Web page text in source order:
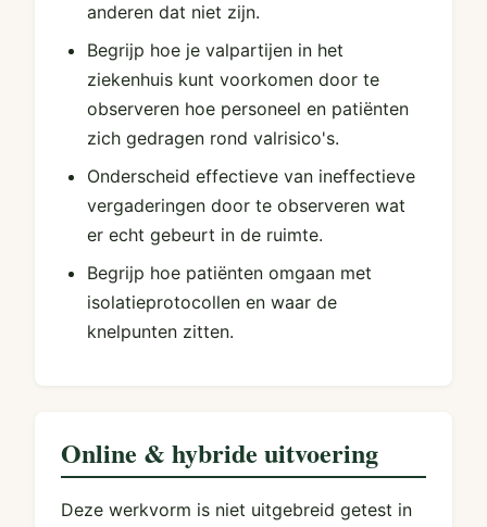
anderen dat niet zijn.
Begrijp hoe je valpartijen in het
ziekenhuis kunt voorkomen door te
observeren hoe personeel en patiënten
zich gedragen rond valrisico's.
Onderscheid effectieve van ineffectieve
vergaderingen door te observeren wat
er echt gebeurt in de ruimte.
Begrijp hoe patiënten omgaan met
isolatieprotocollen en waar de
knelpunten zitten.
Online & hybride uitvoering
Deze werkvorm is niet uitgebreid getest in